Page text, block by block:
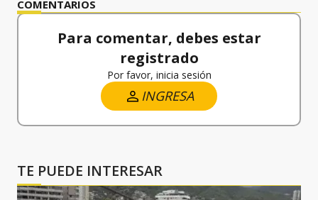
COMENTARIOS
Para comentar, debes estar
registrado
Por favor, inicia sesión
INGRESA
TE PUEDE INTERESAR